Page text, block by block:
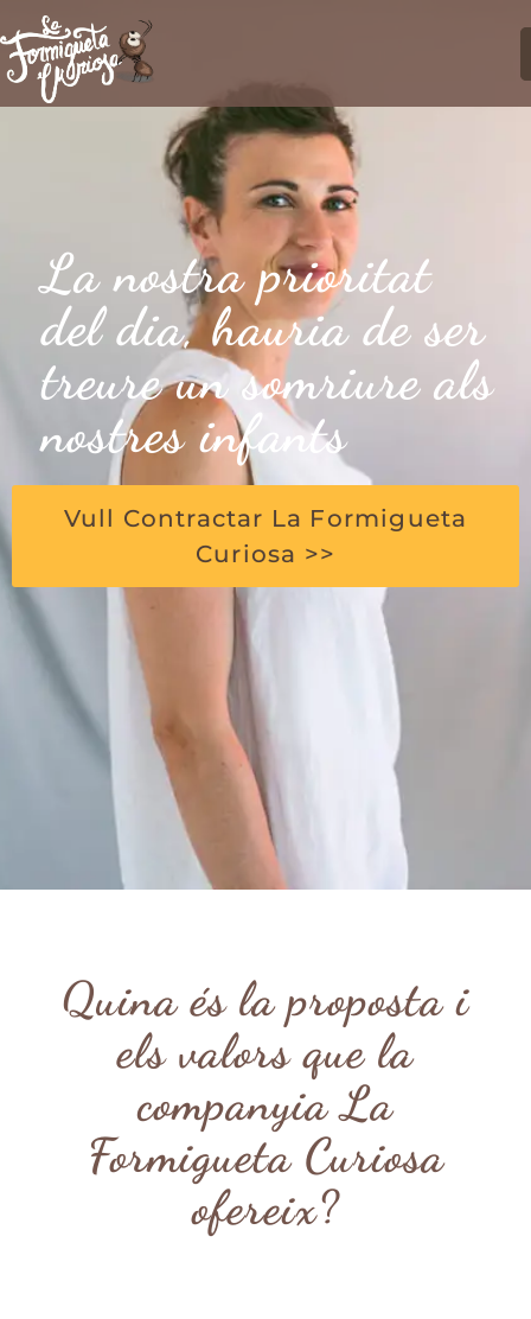
La nostra prioritat
del dia, hauria de ser
treure un somriure als
nostres infants
Vull Contractar La Formigueta
Curiosa >>
Quina és la proposta i
els valors que la
companyia La
Formigueta Curiosa
ofereix?